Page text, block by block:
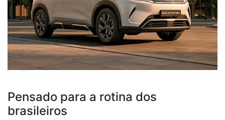
Pensado para a rotina dos
brasileiros